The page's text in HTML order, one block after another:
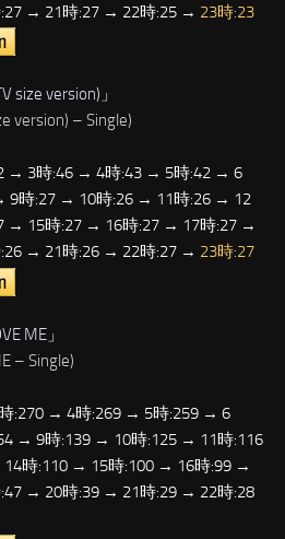
→ 21時:27 → 22時:25 → 23時:23
size version) 」
version) – Single)
→ 3時:46 → 4時:43 → 5時:42 → 6
9時:27 → 10時:26 → 11時:26 → 12
→ 15時:27 → 16時:27 → 17時:27 →
→ 21時:26 → 22時:27 → 23時:27
ME 」
– Single)
:270 → 4時:269 → 5時:259 → 6
→ 9時:139 → 10時:125 → 11時:116
時:110 → 15時:100 → 16時:99 →
→ 20時:39 → 21時:29 → 22時:28